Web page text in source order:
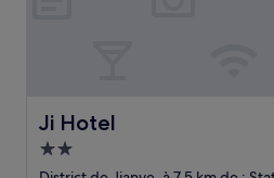
Ji Hotel
Ji Hotel
Hébergement
2.0 étoiles